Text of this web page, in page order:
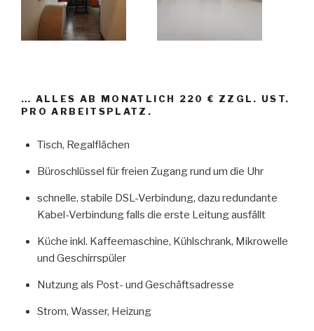
… ALLES AB MONATLICH 220 € ZZGL. UST.
PRO ARBEITSPLATZ.
Tisch, Regalflächen
Büroschlüssel für freien Zugang rund um die Uhr
schnelle, stabile DSL-Verbindung, dazu redundante
Kabel-Verbindung falls die erste Leitung ausfällt
Küche inkl. Kaffeemaschine, Kühlschrank, Mikrowelle
und Geschirrspüler
Nutzung als Post- und Geschäftsadresse
Strom, Wasser, Heizung